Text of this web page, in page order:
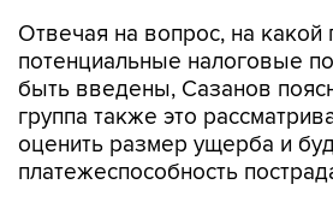
Отвечая на вопрос, на какой
потенциальные налоговые
быть введены, Сазанов
группа также это
оценить размер ущерба и
платежеспособность